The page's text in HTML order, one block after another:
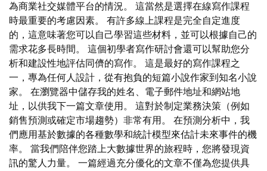
為商業社交媒體平台的情況。 這當然是選擇在線寫作課程
時最重要的考慮因素。 有許多線上課程是完全自定進度
的，這意味著您可以自己學習這些材料，並可以根據自己的
需求花多長時間。 這個初學者寫作研討會還可以幫助您分
析和建設性地評估同儕的寫作。 這是最好的寫作課程之
一，專為任何人設計，從有抱負的短篇小說作家到知名小說
家。 在瀏覽器中儲存我的姓名、電子郵件地址和網站地
址，以供我下一篇文章使用。 這對於制定業務決策（例如
銷售預測或確定市場趨勢）非常有用。 在預測分析中，我
們應用基於數據的各種數學和統計模型來估計未來事件的機
率。 當我們陪伴您踏上大數據世界的旅程時，您將發現資
訊的驚人力量。 一篇經過充分優化的文章不僅為您提供具